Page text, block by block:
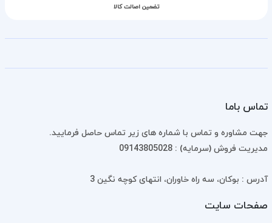
تضمین اصالت کالا
تماس باما
جهت مشاوره و تماس با شماره های زیر تماس حاصل فرمایید.
مدیریت فروش (سرمایه) : 09143805028
آدرس : بوکان، سه راه خاوران، انتهای کوچه نگین 3
صفحات سایت